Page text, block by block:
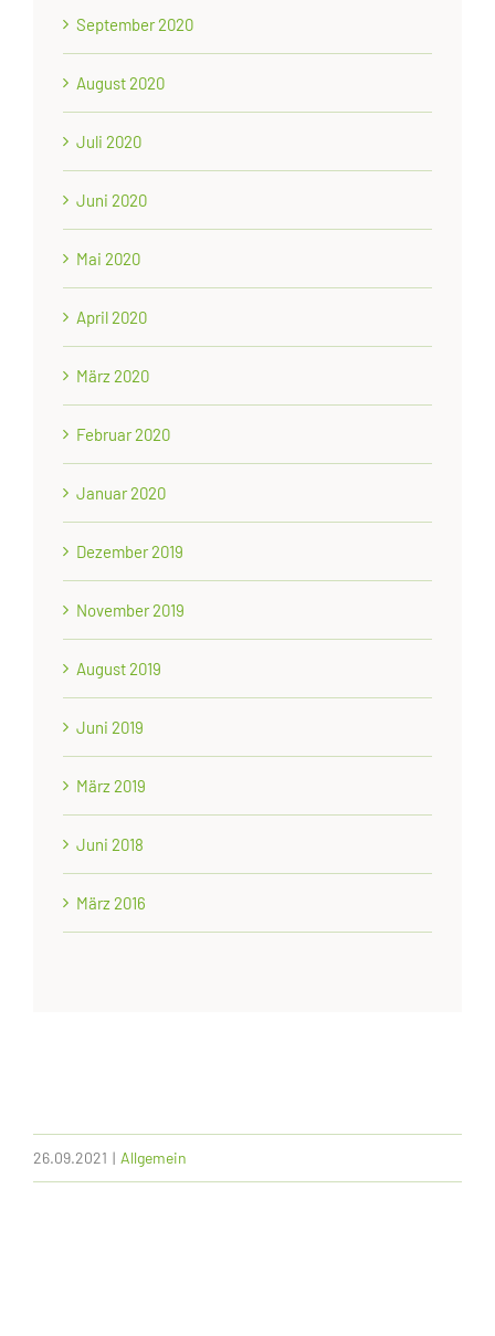
September 2020
August 2020
Juli 2020
Juni 2020
Mai 2020
April 2020
März 2020
Februar 2020
Januar 2020
Dezember 2019
November 2019
August 2019
Juni 2019
März 2019
Juni 2018
März 2016
26.09.2021 | Allgemein